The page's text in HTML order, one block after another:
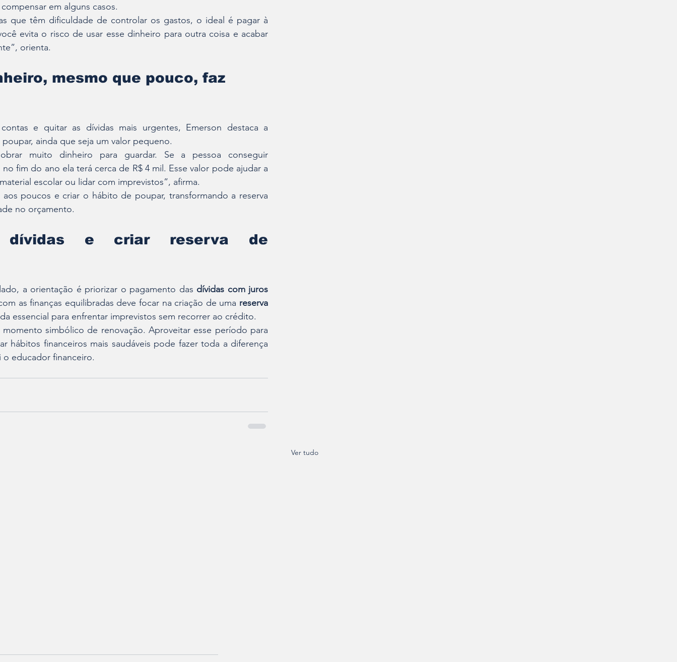
em alguns casos.
que têm dificuldade de controlar os gastos, o ideal é pagar à
evita o risco de usar esse dinheiro para outra coisa e acabar
orienta.
mesmo que pouco, faz
e quitar as dívidas mais urgentes, Emerson destaca a
ainda que seja um valor pequeno.
muito dinheiro para guardar. Se a pessoa conseguir
fim do ano ela terá cerca de R$ 4 mil. Esse valor pode ajudar a
escolar ou lidar com imprevistos”, afirma.
poucos e criar o hábito de poupar, transformando a reserva
no orçamento.
dívidas e criar reserva de
a orientação é priorizar o pagamento das dívidas com juros
as finanças equilibradas deve focar na criação de uma reserva
essencial para enfrentar imprevistos sem recorrer ao crédito.
simbólico de renovação. Aproveitar esse período para
hábitos financeiros mais saudáveis pode fazer toda a diferença
educador financeiro.
Ver tudo